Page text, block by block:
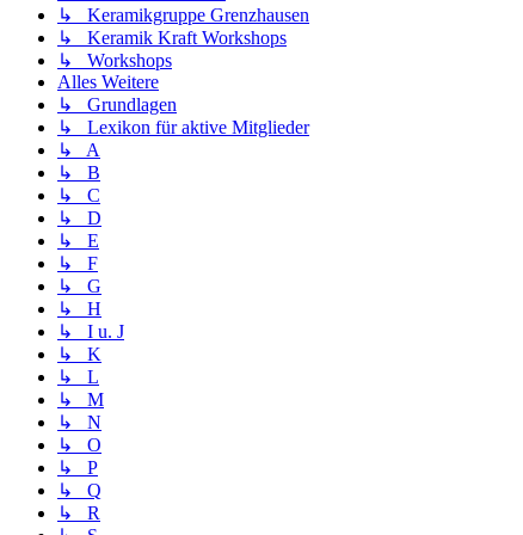
↳ Keramikgruppe Grenzhausen
↳ Keramik Kraft Workshops
↳ Workshops
Alles Weitere
↳ Grundlagen
↳ Lexikon für aktive Mitglieder
↳ A
↳ B
↳ C
↳ D
↳ E
↳ F
↳ G
↳ H
↳ I u. J
↳ K
↳ L
↳ M
↳ N
↳ O
↳ P
↳ Q
↳ R